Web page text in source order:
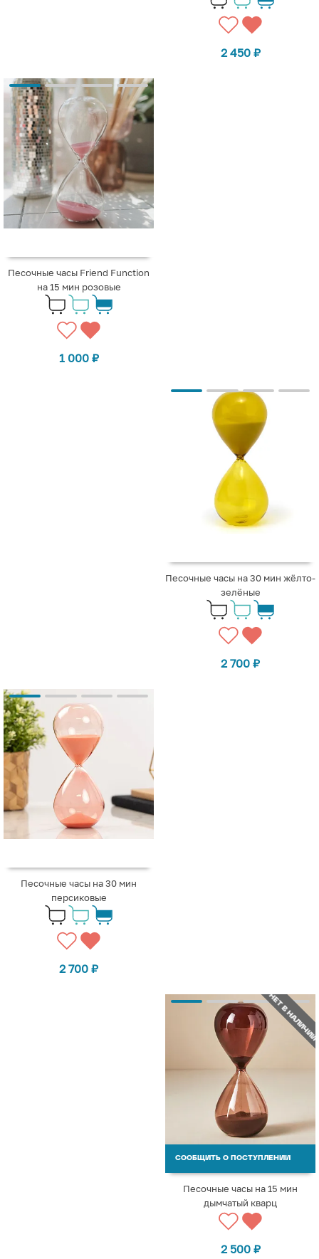
2 450 ₽
Песочные часы Friend Function
на 15 мин розовые
1 000 ₽
Песочные часы на 30 мин жёлто-
зелёные
2 700 ₽
Песочные часы на 30 мин
персиковые
2 700 ₽
НЕТ В НАЛИЧИИ
СООБЩИТЬ О ПОСТУПЛЕНИИ
Песочные часы на 15 мин
дымчатый кварц
2 500 ₽